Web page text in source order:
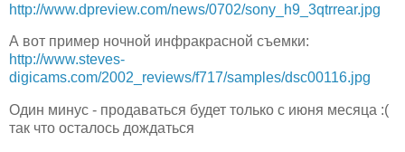
http://www.dpreview.com/news/0702/sony_h9_3qtrrear.jpg
А вот пример ночной инфракрасной съемки:
http://www.steves-
digicams.com/2002_reviews/f717/samples/dsc00116.jpg
Один минус - продаваться будет только с июня месяца :(
так что осталось дождаться